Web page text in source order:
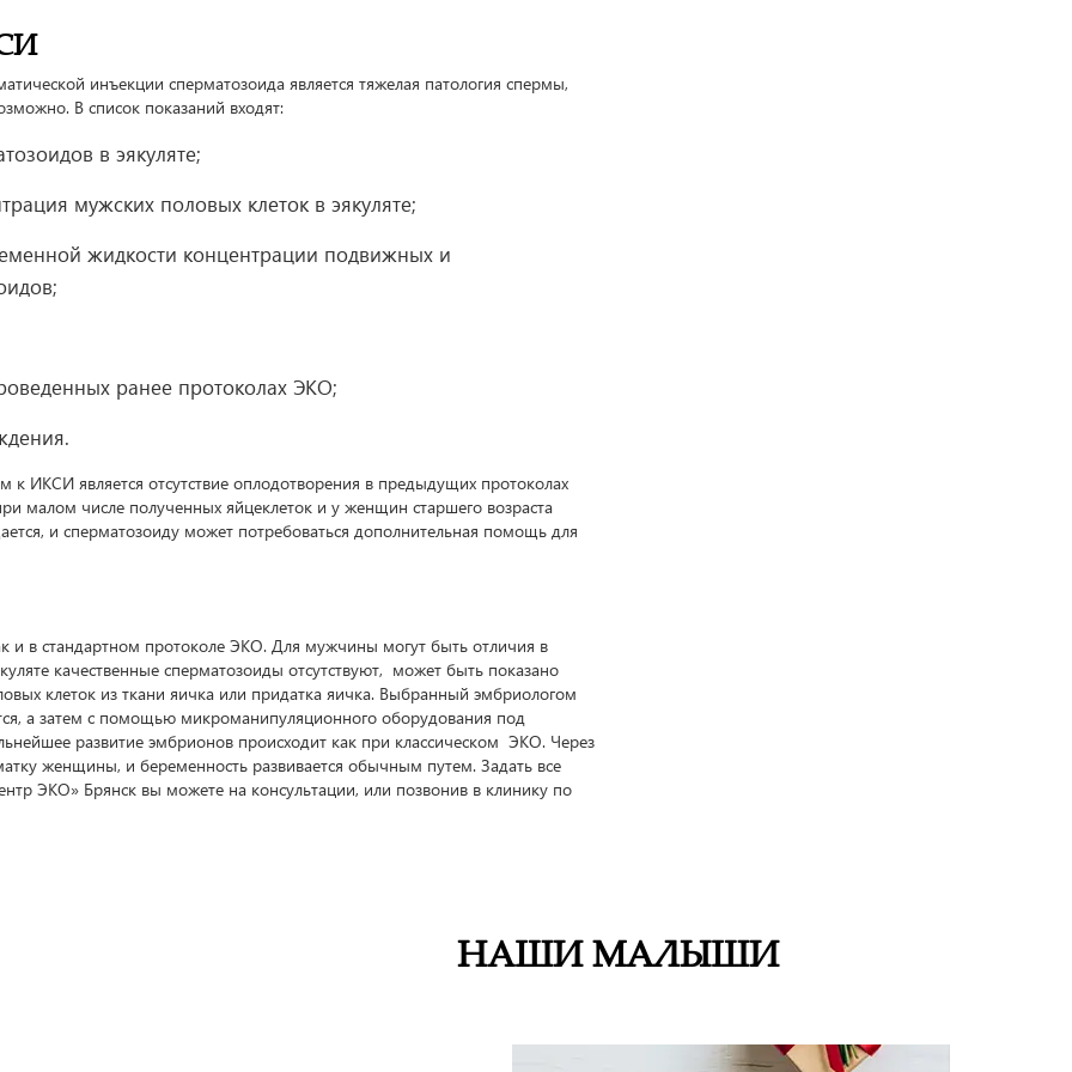
инъекции сперматозоида является тяжелая патология спермы,
В список показаний входят:
в эякуляте;
мужских половых клеток в эякуляте;
жидкости концентрации подвижных и
ранее протоколах ЭКО;
ИКСИ является отсутствие оплодотворения в предыдущих протоколах
малом числе полученных яйцеклеток и у женщин старшего возраста
и сперматозоиду может потребоваться дополнительная помощь для
и в стандартном протоколе ЭКО. Для мужчины могут быть отличия в
качественные сперматозоиды отсутствуют, может быть показано
клеток из ткани яичка или придатка яичка. Выбранный эмбриологом
а затем с помощью микроманипуляционного оборудования под
развитие эмбрионов происходит как при классическом ЭКО. Через
женщины, и беременность развивается обычным путем. Задать все
ЭКО» Брянск вы можете на консультации, или позвонив в клинику по
НАШИ МАЛЫШИ